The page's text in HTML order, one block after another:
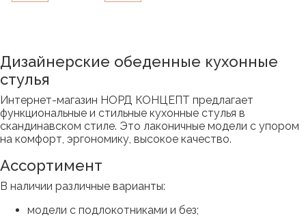
Дизайнерские обеденные кухонные
стулья
Интернет-магазин НОРД КОНЦЕПТ предлагает
функциональные и стильные кухонные стулья в
скандинавском стиле. Это лаконичные модели с упором
на комфорт, эргономику, высокое качество.
Ассортимент
В наличии различные варианты:
модели с подлокотниками и без;